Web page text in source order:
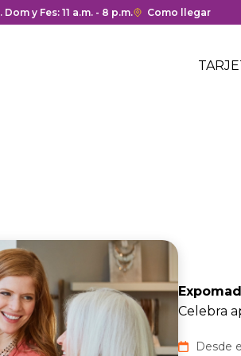
y cierre del centro
y Fes: 11 a.m. - 8 p.m.Enlace
Como llegar
Celebra
Desde